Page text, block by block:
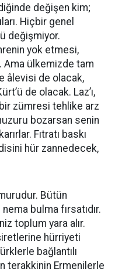
değişen kim;
Hiçbir genel
değişmiyor.
yok etmesi,
ülkemizde tam
âlevisi de olacak,
de olacak. Laz’ı,
zümresi tehlike arz
bozarsan senin
Fıtratı baskı
hür zannedecek,
Bütün
bulma fırsatıdır.
toplum yara alır.
hürriyeti
bağlantılı
terakkinin Ermenilerle